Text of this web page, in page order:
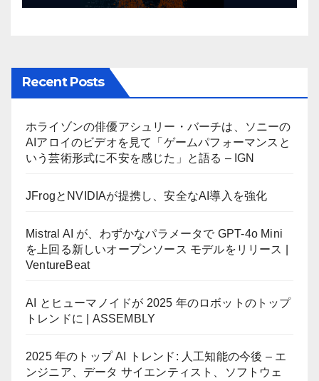
Recent Posts
ホライゾンの俳優アシュリー・バーチは、ソニーの
AIアロイのビデオを見て「ゲームパフォーマンスと
いう芸術形式に不安を感じた」と語る – IGN
JFrogとNVIDIAが提携し、安全なAI導入を強化
Mistral AI が、わずかなパラメータで GPT-4o Mini
を上回る新しいオープンソース モデルをリリース |
VentureBeat
AI とヒューマノイドが 2025 年のロボットのトップ
トレンドに | ASSEMBLY
2025 年のトップ AI トレンド: 人工知能の今後 – エ
ンジニア、データ サイエンティスト、ソフトウェ